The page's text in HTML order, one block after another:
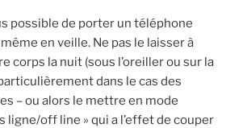
possible de porter un téléphone
en veille. Ne pas le laisser à
corps la nuit (sous l’oreiller ou sur la
dans le cas des
– ou alors le mettre en mode
ligne/off line » qui a l’effet de couper